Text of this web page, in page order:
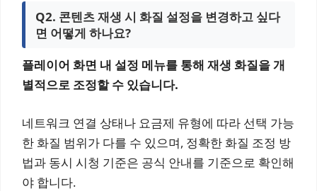
Q2. 콘텐츠 재생 시 화질 설정을 변경하고 싶다
면 어떻게 하나요?
플레이어 화면 내 설정 메뉴를 통해 재생 화질을 개
별적으로 조정할 수 있습니다.
네트워크 연결 상태나 요금제 유형에 따라 선택 가능
한 화질 범위가 다를 수 있으며, 정확한 화질 조정 방
법과 동시 시청 기준은 공식 안내를 기준으로 확인해
야 합니다.